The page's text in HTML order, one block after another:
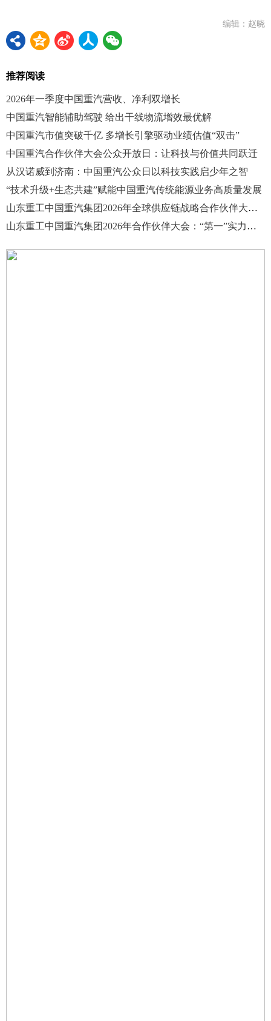
编辑：赵晓
推荐阅读
2026年一季度中国重汽营收、净利双增长
中国重汽智能辅助驾驶 给出干线物流增效最优解
中国重汽市值突破千亿 多增长引擎驱动业绩估值“双击”
中国重汽合作伙伴大会公众开放日：让科技与价值共同跃迁
从汉诺威到济南：中国重汽公众日以科技实践启少年之智
“技术升级+生态共建”赋能中国重汽传统能源业务高质量发展
山东重工中国重汽集团2026年全球供应链战略合作伙伴大会圆满举行
山东重工中国重汽集团2026年合作伙伴大会：“第一”实力彰显，全链共赢未来